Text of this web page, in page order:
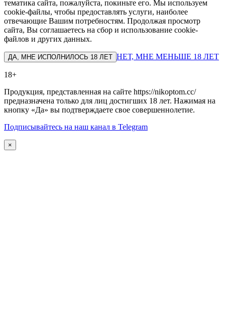
тематика сайта, пожалуйста, покиньте его. Мы используем
cookie-файлы, чтобы предоставлять услуги, наиболее
отвечающие Вашим потребностям. Продолжая просмотр
сайта, Вы соглашаетесь на сбор и использование cookie-
файлов и других данных.
ДА, МНЕ ИСПОЛНИЛОСЬ 18 ЛЕТ НЕТ, МНЕ МЕНЬШЕ 18 ЛЕТ
18+
Продукция, представленная на сайте https://nikoptom.cc/
предназначена только для лиц достигших 18 лет. Нажимая на
кнопку «Да» вы подтверждаете свое совершеннолетие.
Подписывайтесь на наш канал в Telegram
×